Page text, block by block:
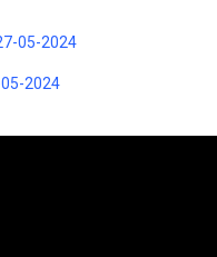
05-2024
2024